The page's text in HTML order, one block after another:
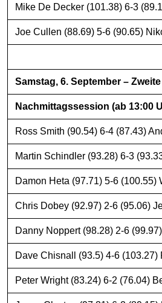
Mike De Decker (101.38) 6-3
Joe Cullen (88.69) 5-6 (90.65)
Samstag, 6. September –
Nachmittagssession (ab 13:00
Ross Smith (90.54) 6-4 (87.43)
Martin Schindler (93.28) 6-3
Damon Heta (97.71) 5-6 (100.55)
Chris Dobey (92.97) 2-6 (95.06)
Danny Noppert (98.28) 2-6
Dave Chisnall (93.5) 4-6 (103.27)
Peter Wright (83.24) 6-2 (76.04)